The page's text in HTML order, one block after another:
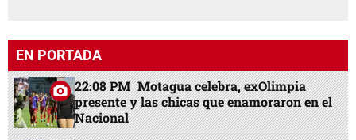
EN PORTADA
22:08 PM Motagua celebra, exOlimpia
presente y las chicas que enamoraron en el
Nacional